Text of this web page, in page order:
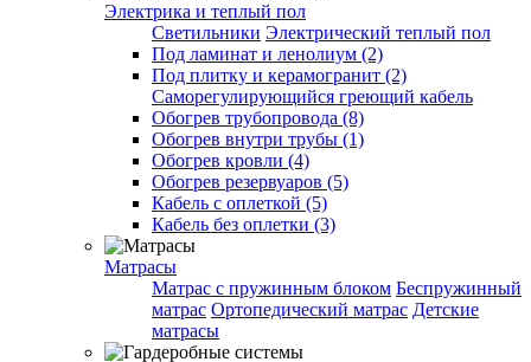
Электрика и теплый пол
Светильники Электрический теплый пол
Под ламинат и ленолиум (2)
Под плитку и керамогранит (2)
Саморегулирующийся греющий кабель
Обогрев трубопровода (8)
Обогрев внутри трубы (1)
Обогрев кровли (4)
Обогрев резервуаров (5)
Кабель с оплеткой (5)
Кабель без оплетки (3)
Матрасы
Матрас с пружинным блоком Беспружинный
матрас Ортопедический матрас Детские
матрасы